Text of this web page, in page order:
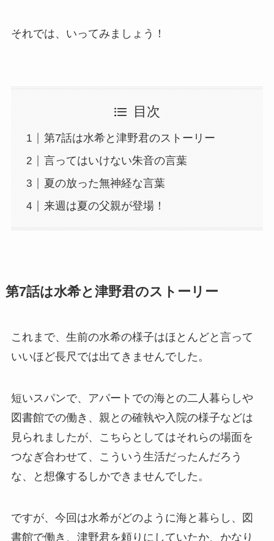
それでは、いってみましょう！
目次
第7話は水希と津野君のストーリー
言ってはいけない朱音の言葉
夏の放った無神経な言葉
来週は夏の父親が登場！
第7話は水希と津野君のストーリー
これまで、生前の水希の様子はほとんどと言って
いいほど長尺では出てきませんでした。
短いスパンで、アパートでの海との二人暮らしや
図書館での働き、親との確執や入院の様子などは
見られましたが、こちらとしてはそれらの場面を
つなぎ合わせて、こういう生活だったんだろう
な、と想像するしかできませんでした。
ですが、今回は水希がどのように海と暮らし、図
書館で働き、津野君を頼りにしていたか、かなり